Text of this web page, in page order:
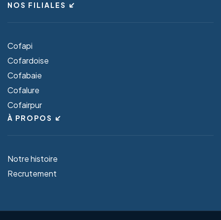
NOS FILIALES
Cofapi
Cofardoise
Cofabaie
Cofalure
Cofairpur
À PROPOS
Notre histoire
Recrutement